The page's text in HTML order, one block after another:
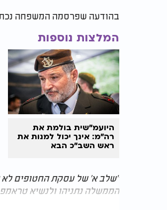
בהודעה שפרסמה המשפחה
המלצות נוספות
היועמ"שית בולמת את
רה"מ: אינך יכול למנות את
ראש השב"כ הבא
"שלב א' של עסקת החטופים לא
הממשלה נתניהו ולנשיא